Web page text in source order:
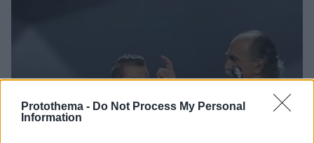
Protothema - Do Not Process My Personal
Information